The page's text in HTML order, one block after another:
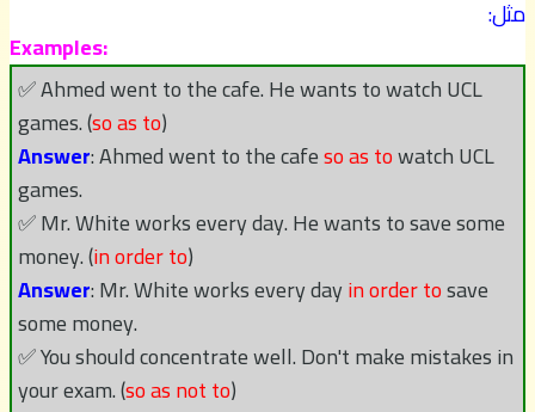
مثل:
Examples:
✅ Ahmed went to the cafe. He wants to watch UCL
games. (so as to)
Answer: Ahmed went to the cafeso as towatch UCL
games.
✅ Mr. White works every day. He wants to save some
money. (in order to)
Answer: Mr. White works every dayin order tosave
some money.
✅ You should concentrate well. Don't make mistakes in
your exam. (so as not to)